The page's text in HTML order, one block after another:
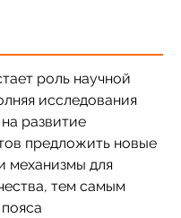
роль научной
исследования
развитие
предложить новые
механизмы для
тем самым